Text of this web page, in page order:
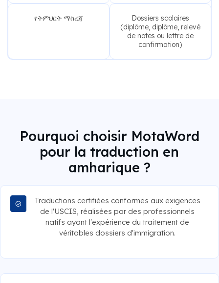
የትምህርት ማስረጃ
Dossiers scolaires
(diplôme, diplôme, relevé
de notes ou lettre de
confirmation)
Pourquoi choisir MotaWord
pour la traduction en
amharique ?
Traductions certifiées conformes aux exigences
de l'USCIS, réalisées par des professionnels
natifs ayant l'expérience du traitement de
véritables dossiers d'immigration.